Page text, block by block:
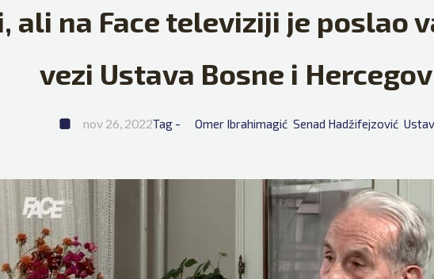
ali na Face televiziji je poslao
vezi Ustava Bosne i
nov 26, 2022Tag - Omer Ibrahimagić Senad Hadžifejzović